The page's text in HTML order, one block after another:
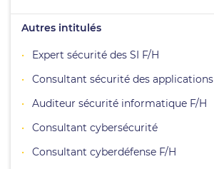
Autres intitulés
Expert sécurité des SI F/H
Consultant sécurité des
Auditeur sécurité informatique F/H
Consultant cybersécurité
Consultant cyberdéfense F/H